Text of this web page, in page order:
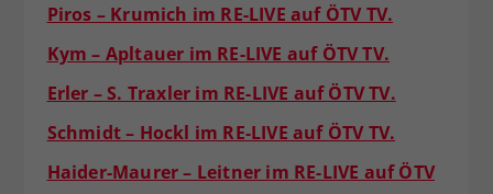
Piros – Krumich im RE-LIVE auf ÖTV TV.
Kym – Apltauer im RE-LIVE auf ÖTV TV.
Erler – S. Traxler im RE-LIVE auf ÖTV TV.
Schmidt – Hockl im RE-LIVE auf ÖTV TV.
Haider-Maurer – Leitner im RE-LIVE auf ÖTV